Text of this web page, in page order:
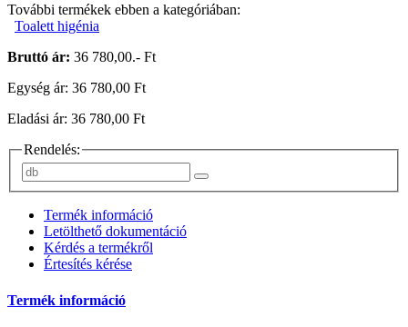
További termékek ebben a kategóriában:
Toalett higénia
Bruttó ár: 36 780,00.- Ft
Egység ár: 36 780,00 Ft
Eladási ár: 36 780,00 Ft
Rendelés:
Termék információ
Letölthető dokumentáció
Kérdés a termékről
Értesítés kérése
Termék információ